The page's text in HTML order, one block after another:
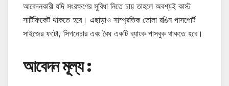
আবেদনকারী যদি সংরক্ষণের সুবিধা নিতে চায় তাহলে অবশ্যই কাস্ট
সার্টিফিকেট থাকতে হবে। এছাড়াও সাম্প্রতিক তোলা রঙিন পাসপোর্ট
সাইজের ফটো, সিগনেচার এবং বৈধ একটি ব্যাংক পাসবুক থাকতে হবে।
আবেদন মূল্য :